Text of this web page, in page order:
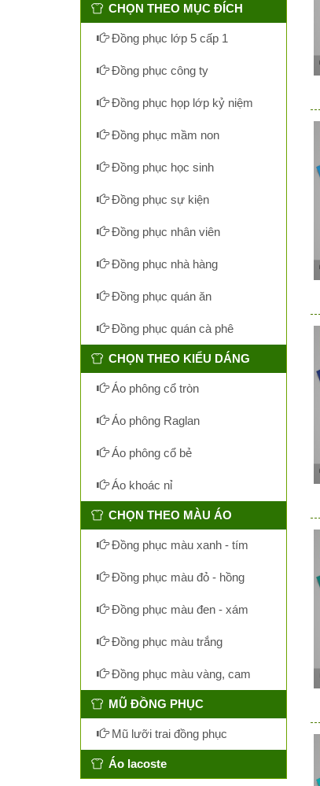
CHỌN THEO MỤC ĐÍCH
Đồng phục lớp 5 cấp 1
Đồng phục công ty
Đồng phục họp lớp kỷ niệm
Đồng phục mầm non
Đồng phục học sinh
Đồng phục sự kiện
Đồng phục nhân viên
Đồng phục nhà hàng
Đồng phục quán ăn
Đồng phục quán cà phê
CHỌN THEO KIỂU DÁNG
Áo phông cổ tròn
Áo phông Raglan
Áo phông cổ bẻ
Áo khoác nỉ
CHỌN THEO MÀU ÁO
Đồng phục màu xanh - tím
Đồng phục màu đỏ - hồng
Đồng phục màu đen - xám
Đồng phục màu trắng
Đồng phục màu vàng, cam
MŨ ĐỒNG PHỤC
Mũ lưỡi trai đồng phục
Áo lacoste